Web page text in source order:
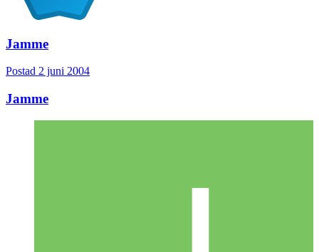
Jamme
Postad 2 juni 2004
Jamme